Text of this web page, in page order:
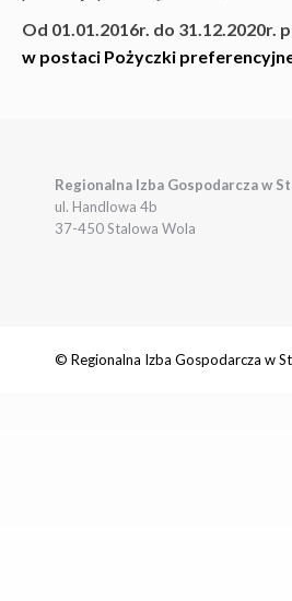
Od 01.01.2016r. do
w postaci Pożyczki
Regionalna Izba Gospodarcza w
ul. Handlowa 4b
37-450 Stalowa Wola
© Regionalna Izba Gospodarcza w